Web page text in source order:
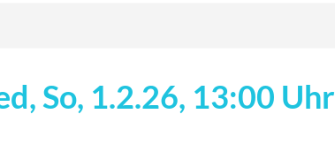
So, 1.2.26, 13:00 Uhr